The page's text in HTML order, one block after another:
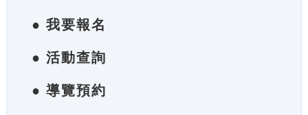
● 我要報名
● 活動查詢
● 導覽預約